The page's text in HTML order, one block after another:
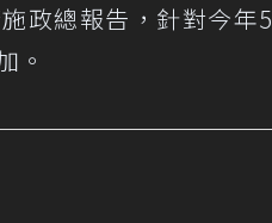
政總報告，針對今年5
。